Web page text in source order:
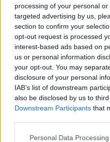
processing of your personal
targeted advertising by us,
section to confirm your
opt-out request is processed
interest-based ads based on
us or personal information
your opt-out. You may
disclosure of your personal
IAB’s list of downstream
also be disclosed by us to
Downstream Participants that
Please note that this website/
Personal Data
AUTORE